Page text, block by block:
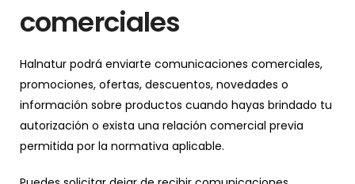
comerciales
Halnatur podrá enviarte comunicaciones comerciales,
promociones, ofertas, descuentos, novedades o
información sobre productos cuando hayas brindado tu
autorización o exista una relación comercial previa
permitida por la normativa aplicable.